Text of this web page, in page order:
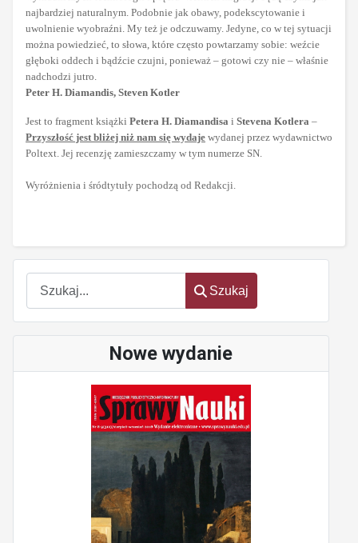
Szukaj
Szukaj
Nowe wydanie
najbardziej naturalnym. Podobnie jak obawy, podekscytowanie i
uwolnienie wyobraźni. My też je odczuwamy. Jedyne, co w tej sytuacji
można powiedzieć, to słowa, które często powtarzamy sobie: weźcie
głęboki oddech i bądźcie czujni, ponieważ – gotowi czy nie – właśnie
nadchodzi jutro.
Peter H. Diamandis, Steven Kotler
Jest to fragment książki Petera H. Diamandisa i Stevena Kotlera –
Przyszłość jest bliżej niż nam się wydaje wydanej przez wydawnictwo
Poltext. Jej recenzję zamieszczamy w tym numerze SN.
Wyróżnienia i śródtytuły pochodzą od Redakcji.